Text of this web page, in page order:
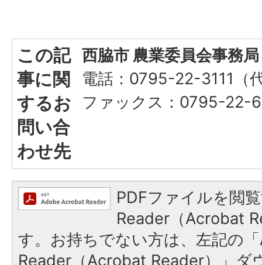
この記
事に関
するお
問い合
わせ先
西脇市 農業委員会事務局
電話：0795-22-3111（
ファックス：0795-22-
PDFファイルを閲
Reader（Acrobat
す。お持ちでない方は、左記の
Reader（Acrobat Reader）」ダ